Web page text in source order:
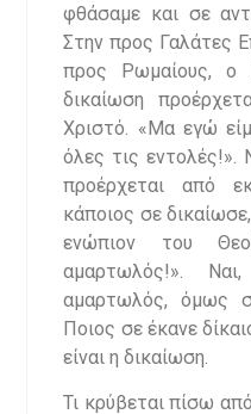
φθάσαμε και σε
Στην προς Γαλάτες
προς Ρωμαίους, ο
δικαίωση
Χριστό. «Μα εγώ
όλες τις εντολές!».
προέρχεται από
κάποιος σε
ενώπιον του
αμαρτωλός!».
αμαρτωλός, όμως
Ποιος σε έκανε
είναι η δικαίωση.
Τι κρύβεται πίσω